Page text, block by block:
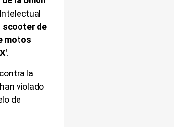
scooter de
motos
.
la
violado
de